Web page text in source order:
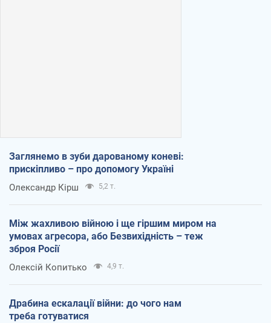
Заглянемо в зуби дарованому коневі:
прискіпливо – про допомогу Україні
Олександр Кірш 5,2 т.
Між жахливою війною і ще гіршим миром на
умовах агресора, або Безвихідність – теж
зброя Росії
Олексій Копитько 4,9 т.
Драбина ескалації війни: до чого нам
треба готуватися